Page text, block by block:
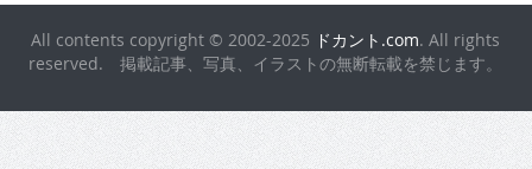
All contents copyright © 2002-2025 ドカント.com. All rights
reserved. 掲載記事、写真、イラストの無断転載を禁じます。